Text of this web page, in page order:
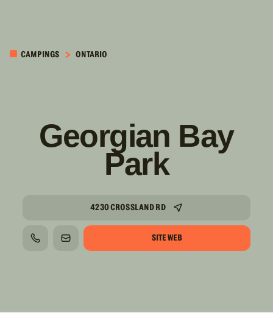
CONTENUCAMPINGS ONTARIO
Georgian Bay
Park
4230 CROSSLAND RD
TÉLÉPHONECOURRIEL SITE WEB